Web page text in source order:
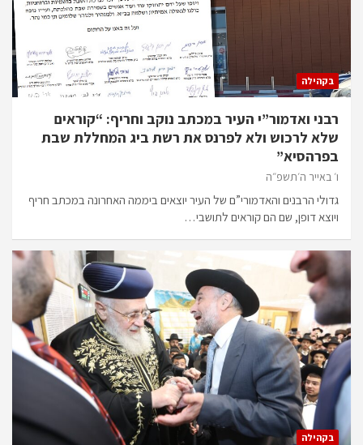
בקהילה
רבני ואדמור”י העיר במכתב נוקב וחריף: “קוראים
שלא לרכוש ולא לפרנס את רשת ביג המחללת שבת
בפרהסיא”
ו׳ באייר ה׳תשפ״ה
גדולי הרבנים והאדמורי”ם של העיר יוצאים ביממה האחרונה במכתב חריף
ויוצא דופן, שם הם קוראים לתושבי…
בקהילה